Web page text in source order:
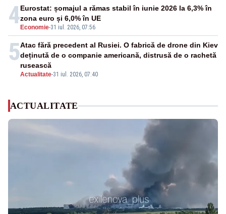
4 Economie-31 iul. 2026, 07:56
Eurostat: șomajul a rămas stabil în iunie 2026 la 6,3% în
zona euro și 6,0% în UE
5
Actualitate-31 iul. 2026, 07:40
Atac fără precedent al Rusiei. O fabrică de drone din Kiev
deținută de o companie americană, distrusă de o rachetă
rusească
ACTUALITATE